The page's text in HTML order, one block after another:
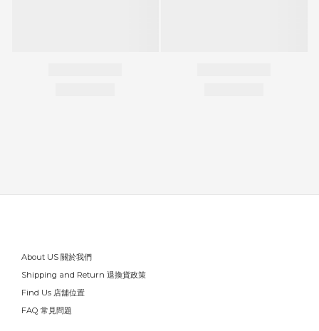
About US 關於我們
Shipping and Return 退換貨政策
Find Us 店舖位置
FAQ 常見問題